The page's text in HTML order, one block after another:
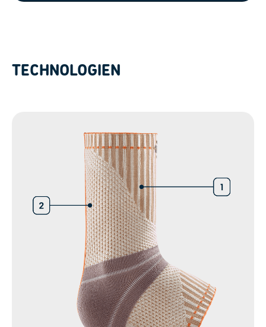
Powered byUsercentrics Consent
TECHNOLOGIEN